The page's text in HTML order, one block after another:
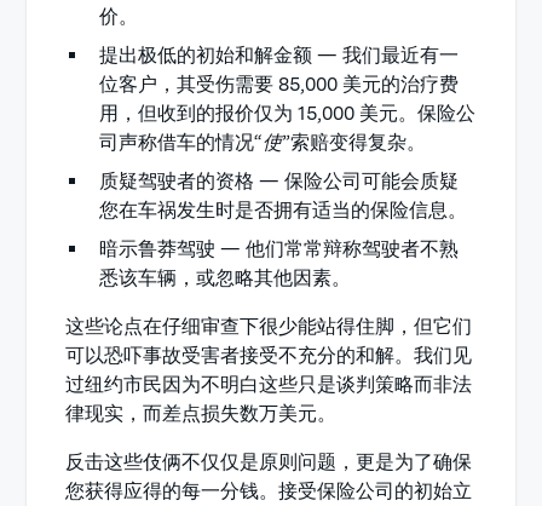
价。
提出极低的初始和解金额 — 我们最近有一
位客户，其受伤需要 85,000 美元的治疗费
用，但收到的报价仅为 15,000 美元。保险公
司声称借车的情况“使”索赔变得复杂。
质疑驾驶者的资格 — 保险公司可能会质疑
您在车祸发生时是否拥有适当的保险信息。
暗示鲁莽驾驶 — 他们常常辩称驾驶者不熟
悉该车辆，或忽略其他因素。
这些论点在仔细审查下很少能站得住脚，但它们
可以恐吓事故受害者接受不充分的和解。我们见
过纽约市民因为不明白这些只是谈判策略而非法
律现实，而差点损失数万美元。
反击这些伎俩不仅仅是原则问题，更是为了确保
您获得应得的每一分钱。接受保险公司的初始立